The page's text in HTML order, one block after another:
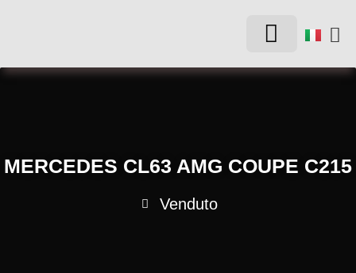
MERCEDES CL63 AMG COUPE C215
Venduto